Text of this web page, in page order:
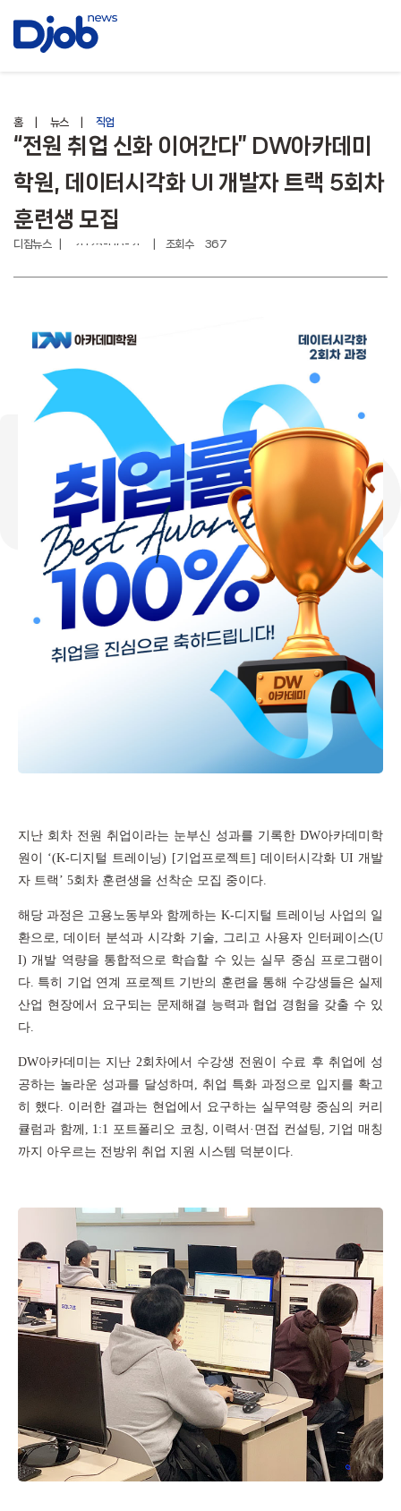
홈 뉴스 직업
“전원 취업 신화 이어간다” DW아카데미
학원, 데이터시각화 UI 개발자 트랙 5회차
훈련생 모집
디잡뉴스 조회수 367
지난 회차 전원 취업이라는 눈부신 성과를 기록한 DW아카데미학
원이 ‘(K-디지털 트레이닝) [기업프로젝트] 데이터시각화 UI개발
자 트랙 ’ 5회차 훈련생을 선착순 모집 중이다.
해당 과정은 고용노동부와 함께하는 K-디지털 트레이닝 사업의 일
환으로, 데이터 분석과 시각화 기술, 그리고 사용자 인터페이스(U
I)개발 역량을 통합적으로 학습할 수 있는 실무 중심 프로그램이
다. 특히 기업 연계 프로젝트 기반의 훈련을 통해 수강생들은 실제
산업 현장에서 요구되는 문제해결 능력과 협업 경험을 갖출 수 있
다.
DW아카데미는 지난 2회차에서 수강생 전원이 수료 후 취업에 성
공하는 놀라운 성과를 달성하며 , 취업 특화 과정으로 입지를 확고
히 했다. 이러한 결과는 현업에서 요구하는 실무역량 중심의 커리
큘럼과 함께 , 1:1 포트폴리오 코칭 , 이력서 · 면접 컨설팅 , 기업 매칭
까지 아우르는 전방위 취업 지원 시스템 덕분이다.